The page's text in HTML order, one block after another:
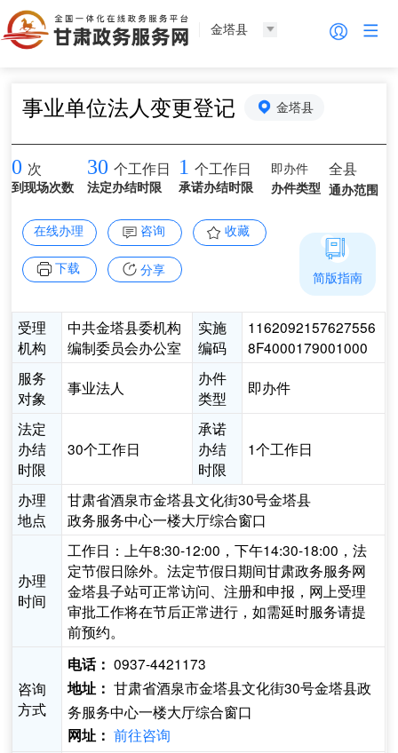
金塔县
事业单位法人变更登记 金塔县
0 次
到现场次数
30 个工作日
法定办结时限
1 个工作日
承诺办结时限
即办件
办件类型
全县
通办范围
在线办理 咨询 收藏
下载 分享
受理
机构
中共金塔县委机构
编制委员会办公室
实施
编码
1162092157627556
8F4000179001000
服务
对象
事业法人
办件
类型
即办件
法定
办结
时限
30个工作日
承诺
办结
时限
1个工作日
办理
地点
甘肃省酒泉市金塔县文化街30号金塔县
政务服务中心一楼大厅综合窗口
办理
时间
工作日：上午8:30-12:00，下午14:30-18:00，法
定节假日除外。法定节假日期间甘肃政务服务网
金塔县子站可正常访问、注册和申报，网上受理
审批工作将在节后正常进行，如需延时服务请提
前预约。
咨询
方式
电话： 0937-4421173
地址： 甘肃省酒泉市金塔县文化街30号金塔县政
务服务中心一楼大厅综合窗口
网址： 前往咨询
简版指南